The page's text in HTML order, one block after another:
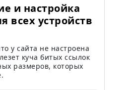
и настройка
всех устройств
у сайта не настроена
куча битых ссылок
размеров, которых